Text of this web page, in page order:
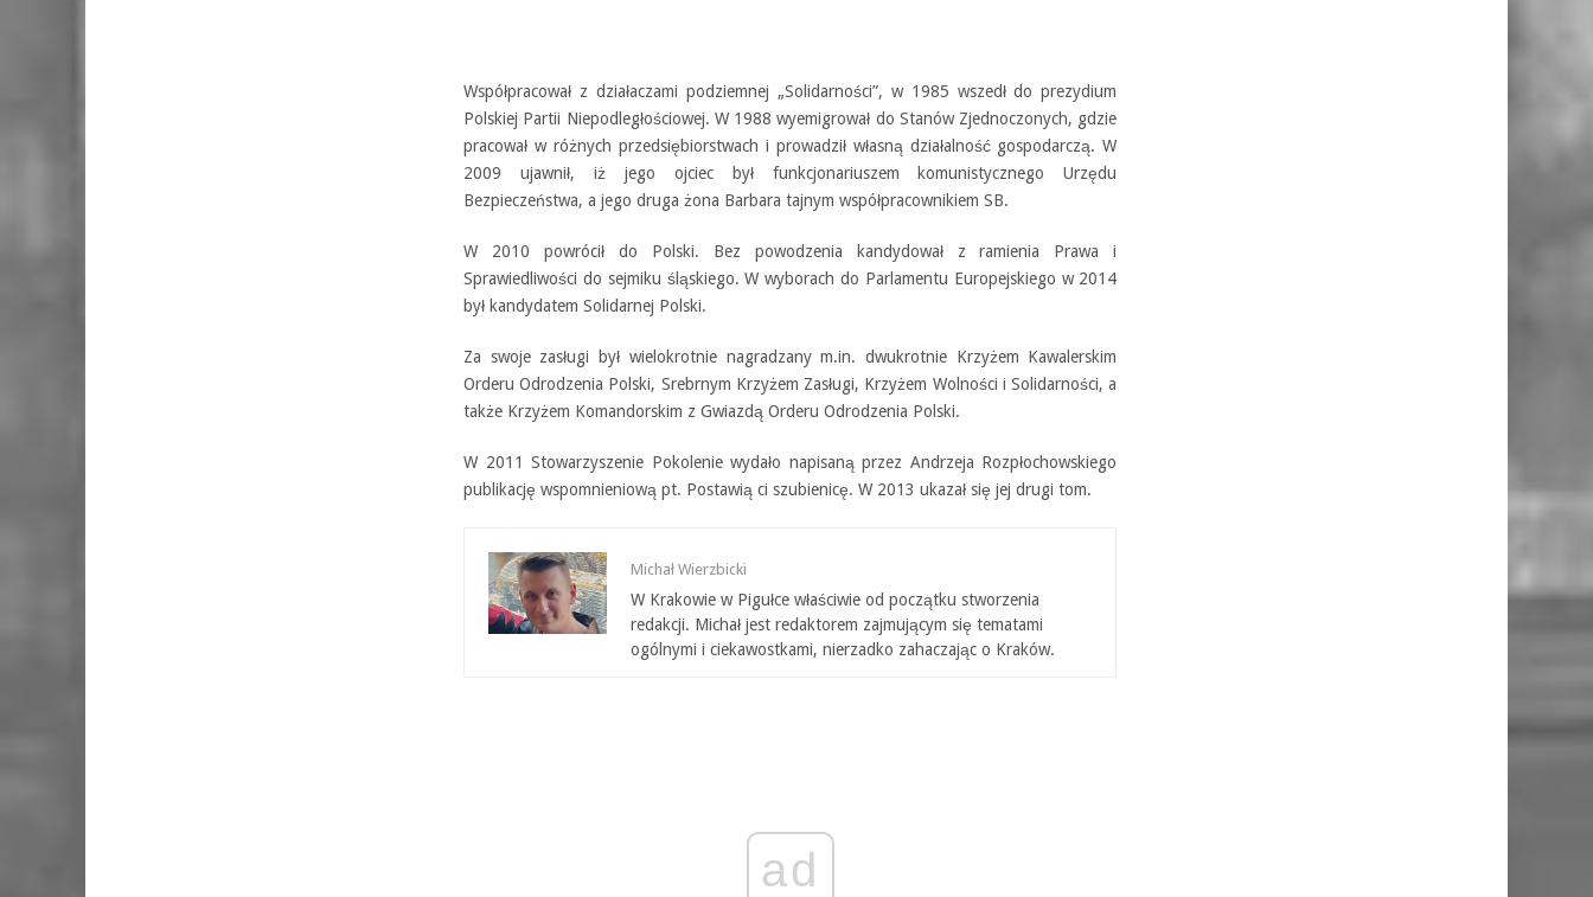
Współpracował z działaczami podziemnej „Solidarności”, w 1985 wszedł do prezydium
Polskiej Partii Niepodległościowej. W 1988 wyemigrował do Stanów Zjednoczonych, gdzie
pracował w różnych przedsiębiorstwach i prowadził własną działalność gospodarczą. W
2009 ujawnił, iż jego ojciec był funkcjonariuszem komunistycznego Urzędu
Bezpieczeństwa, a jego druga żona Barbara tajnym współpracownikiem SB.
W 2010 powrócił do Polski. Bez powodzenia kandydował z ramienia Prawa i
Sprawiedliwości do sejmiku śląskiego. W wyborach do Parlamentu Europejskiego w 2014
był kandydatem Solidarnej Polski.
Za swoje zasługi był wielokrotnie nagradzany m.in. dwukrotnie Krzyżem Kawalerskim
Orderu Odrodzenia Polski, Srebrnym Krzyżem Zasługi, Krzyżem Wolności i Solidarności, a
także Krzyżem Komandorskim z Gwiazdą Orderu Odrodzenia Polski.
W 2011 Stowarzyszenie Pokolenie wydało napisaną przez Andrzeja Rozpłochowskiego
publikację wspomnieniową pt. Postawią ci szubienicę. W 2013 ukazał się jej drugi tom.
Michał Wierzbicki
W Krakowie w Pigułce właściwie od początku stworzenia
redakcji. Michał jest redaktorem zajmującym się tematami
ogólnymi i ciekawostkami, nierzadko zahaczając o Kraków.
ad